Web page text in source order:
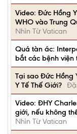
Video: Đức Hồng
WHO vào Trung
Nhìn Từ Vatican
Quá tàn ác:
bắt các bệnh viện
Tại sao Đức Hồng
Y Tế Thế Giới?
Video: ĐHY
giới, nếu không
Nhìn Từ Vatican